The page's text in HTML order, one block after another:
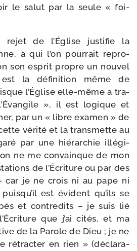
le salut par la seule « foi-
rejet de l’Église jus­ti­fie la
à qui l’on pour­rait repro­
son esprit propre un nou­vel
la défi­ni­tion même de
l’Église elle-​même a tra­
», il est logique et
par un « libre exa­men » de
véri­té et la trans­mette au
par une hié­rar­chie illé­gi­
ne me convainque de mon
de l’Écriture ou par des
car je ne crois ni au pape ni
est évident qu’ils se
et contre­dits – je suis lié
que j’ai cités, et ma
de la Parole de Dieu ; je ne
rétrac­ter en rien » (décla­ra­